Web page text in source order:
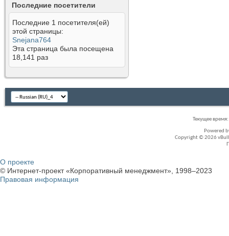
Последние посетители
Последние 1 посетителя(ей)
этой страницы:
Snejana764
Эта страница была посещена
18,141 раз
Текущее время:
Powered
Copyright © 2026
О проекте
© Интернет-проект «Корпоративный менеджмент», 1998–2023
Правовая информация